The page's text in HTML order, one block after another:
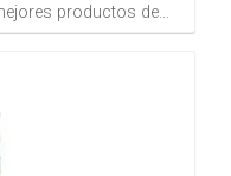
productos de…